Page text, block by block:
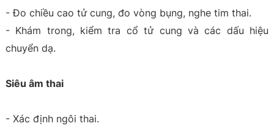
- Đo chiều cao tử cung, đo vòng bụng, nghe tim thai.
- Khám trong, kiểm tra cổ tử cung và các dấu hiệu
chuyển dạ.
Siêu âm thai
- Xác định ngôi thai.